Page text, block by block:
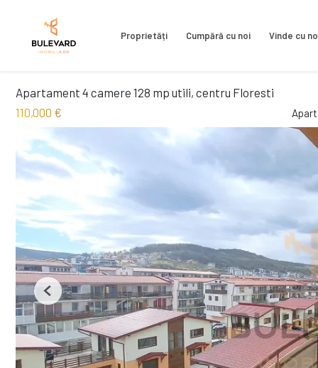
Proprietăți Cumpără cu noi Vinde cu
Apartament 4 camere 128 mp utili, centru Floresti
110,000 €
Previous